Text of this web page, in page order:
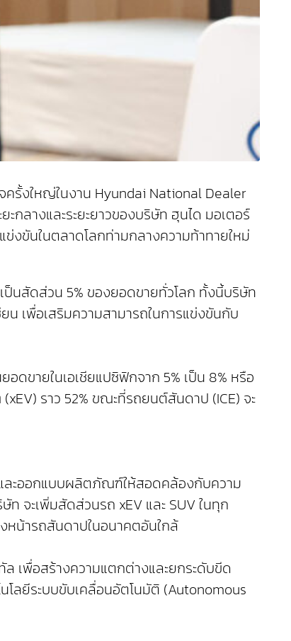
ครั้งใหญ่ในงาน Hyundai National Dealer
ลางและระยะยาวของบริษัท ฮุนได มอเตอร์
งขันในตลาดโลกท่ามกลางความท้าทายใหม่
นสัดส่วน 5% ของยอดขายทั่วโลก ทั้งนี้บริษัท
เพื่อเสริมความสามารถในการแข่งขันกับ
ดขายในเอเชียแปซิฟิกจาก 5% เป็น 8% หรือ
ราว 52% ขณะที่รถยนต์สันดาป (ICE) จะ
ละออกแบบผลิตภัณฑ์ให้สอดคล้องกับความ
จะเพิ่มสัดส่วนรถ xEV และ SUV ในทุก
หน้ารถสันดาปในอนาคตอันใกล้
เพื่อสร้างความแตกต่างและยกระดับขีด
ลยีระบบขับเคลื่อนอัตโนมัติ (Autonomous